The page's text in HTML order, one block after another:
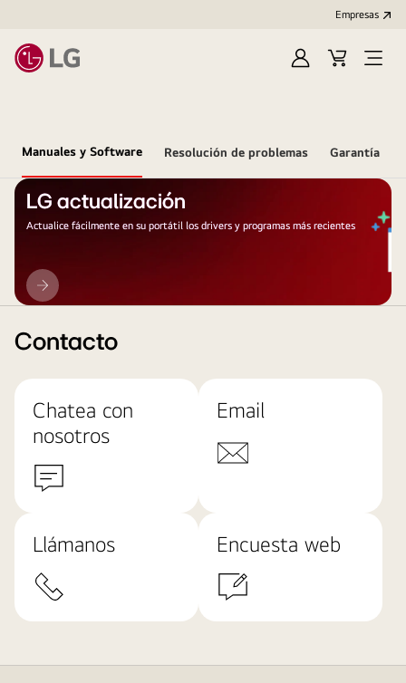
Empresas
IniciarCarritoOpen
Manuales y Software Resolución de problemas Garantía
LG actualización
Actualice fácilmente en su portátil los drivers y programas más recientes
LG
actualización
Contacto
Chatea con
nosotros
Email
Llámanos Encuesta web